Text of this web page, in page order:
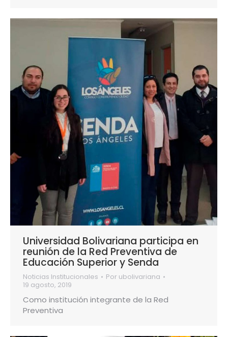
Universidad Bolivariana participa en
reunión de la Red Preventiva de
Educación Superior y Senda
Noticias Institucionales Por ubolivariana
19 agosto, 2019
Como institución integrante de la Red
Preventiva